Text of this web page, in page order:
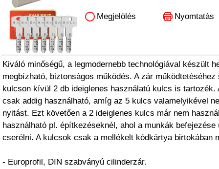
Megjelölés Nyomtatás
Kiváló minőségű, a legmodernebb technológiával készült
megbízható, biztonságos működés. A zár
kulcson kívül 2 db ideiglenes használatú kulcs is tartozék.
csak addig használható, amíg az 5 kulcs valamelyikével
nyitást. Ezt követően a 2 ideiglenes kulcs már nem
használható pl. építkezéseknél, ahol a munkák
cserélni. A kulcsok csak a mellékelt kódkártya birtokában
- Europrofil, DIN szabványú cilinderzár.